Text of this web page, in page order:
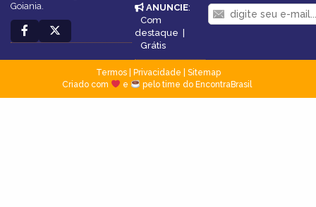
Goiania.
ANUNCIE:
Com
destaque
Grátis
Termos| Privacidade
Sitemap
Criado com
e pelo time do EncontraBrasil